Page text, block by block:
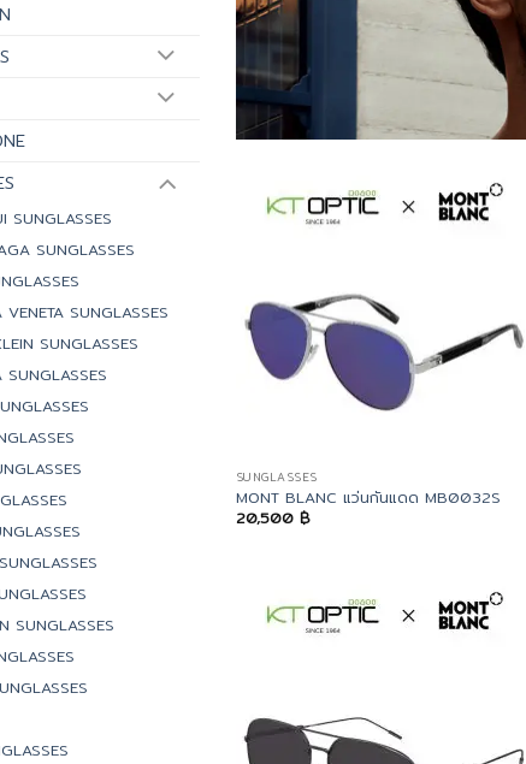
SUNGLASSES
SUNGLASSES
VENETA SUNGLASSES
SUNGLASSES
SUNGLASSES
SUNGLASSES
SUNGLASSES
MONT BLANC แว่นกันแดด MB0032S
20,500 ฿